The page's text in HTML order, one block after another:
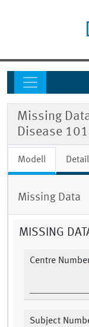
Missing
Disease
Modell
Missing Data
MISSING
Centre
Subject